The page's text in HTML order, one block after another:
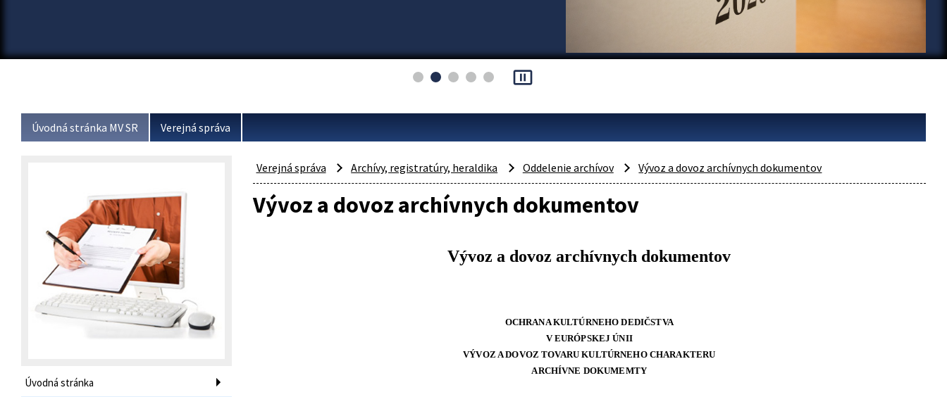
pause_presentation
Úvodná stránka MV SR Verejná správa
Úvodná stránka
Verejná správa Archívy, registratúry, heraldika Oddelenie archívov Vývoz a dovoz archívnych dokumentov
Vývoz a dovoz archívnych dokumentov
Vývoz a dovoz archívnych dokumentov
OCHRANA KULTÚRNEHO DEDIČSTVA
V EURÓPSKEJ ÚNII
VÝVOZ A DOVOZ TOVARU KULTÚRNEHO CHARAKTERU
ARCHÍVNE DOKUMEMTY